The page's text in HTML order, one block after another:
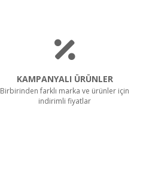
KAMPANYALI ÜRÜNLER
Birbirinden farklı marka ve ürünler için
indirimli fiyatlar